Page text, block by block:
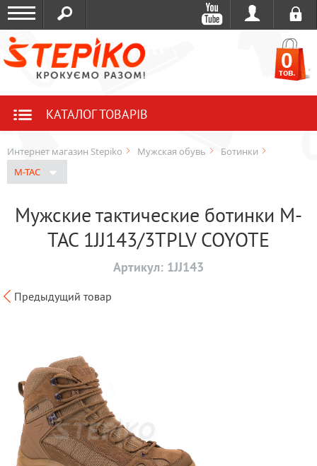
0
тов.
КАТАЛОГ ТОВАРІВ
Интернет магазин Stepiko Мужская обувь
Ботинки
M-TAC
Мужские тактические ботинки M-
TAC 1JJ143/3TPLV COYOTE
Артикул: 1JJ143
Предыдущий товар